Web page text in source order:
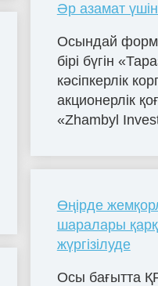
Әр азамат
Осындай
бірі бүгін
кәсіпкерлік
акционерлік
«Zhambyl
Өңірде
шаралары
жүргізілуде
Осы бағытта